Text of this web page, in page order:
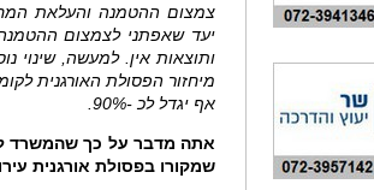
צמצום ההטמנה והעלאת
ותוצאות אין. למעשה, שינוי
מיחזור הפסולת האורגנית
אף יגדל לכ -90%.
אתה מדבר על כך שהמשרד
שמקורו בפסולת אורגנית